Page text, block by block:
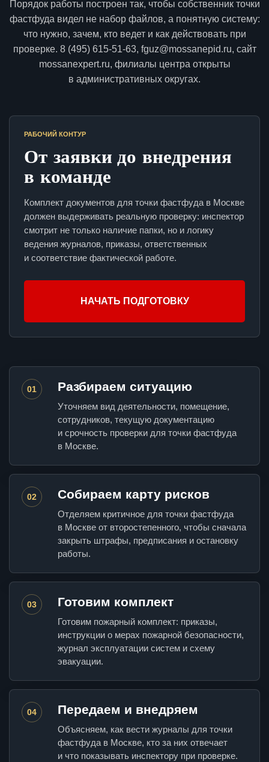
Порядок работы построен так, чтобы собственник точки
фастфуда видел не набор файлов, а понятную систему:
что нужно, зачем, кто ведет и как действовать при
проверке. 8 (495) 615-51-63, fguz@mossanepid.ru, сайт
mossanexpert.ru, филиалы центра открыты
в административных округах.
РАБОЧИЙ КОНТУР
От заявки до внедрения
в команде
Комплект документов для точки фастфуда в Москве
должен выдерживать реальную проверку: инспектор
смотрит не только наличие папки, но и логику
ведения журналов, приказы, ответственных
и соответствие фактической работе.
НАЧАТЬ ПОДГОТОВКУ
01 Разбираем ситуацию
Уточняем вид деятельности, помещение,
сотрудников, текущую документацию
и срочность проверки для точки фастфуда
в Москве.
02 Собираем карту рисков
Отделяем критичное для точки фастфуда
в Москве от второстепенного, чтобы сначала
закрыть штрафы, предписания и остановку
работы.
03 Готовим комплект
Готовим пожарный комплект: приказы,
инструкции о мерах пожарной безопасности,
журнал эксплуатации систем и схему
эвакуации.
04 Передаем и внедряем
Объясняем, как вести журналы для точки
фастфуда в Москве, кто за них отвечает
и что показывать инспектору при проверке.